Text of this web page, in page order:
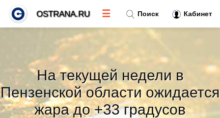
На текущей недели в
Пензенской области ожидается
жара до +33 градусов
Поиск Кабинет
OSTRANA.RU ☰
Тренды новостей»
Рубрики»